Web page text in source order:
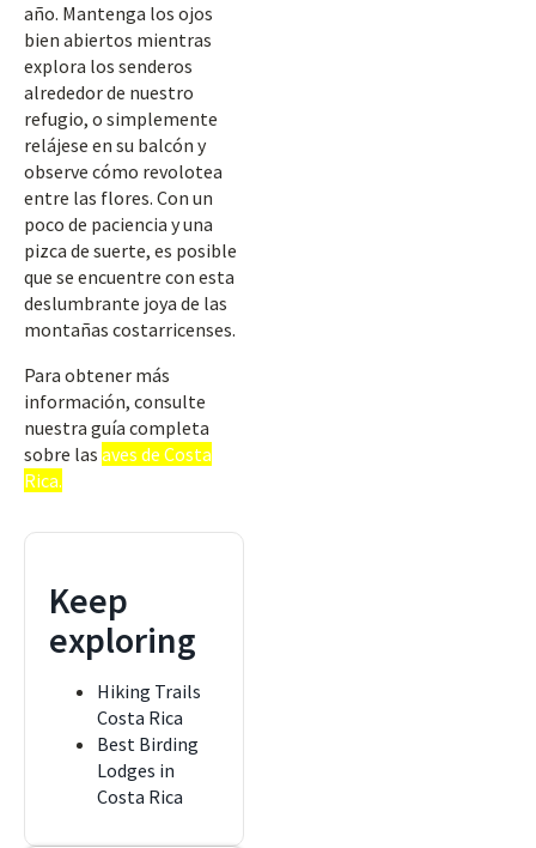
año. Mantenga los ojos
bien abiertos mientras
explora los senderos
alrededor de nuestro
refugio, o simplemente
relájese en su balcón y
observe cómo revolotea
entre las flores. Con un
poco de paciencia y una
pizca de suerte, es posible
que se encuentre con esta
deslumbrante joya de las
montañas costarricenses.
Para obtener más
información, consulte
nuestra guía completa
sobre las aves de Costa
Rica.
Keep
exploring
Hiking Trails
Costa Rica
Best Birding
Lodges in
Costa Rica